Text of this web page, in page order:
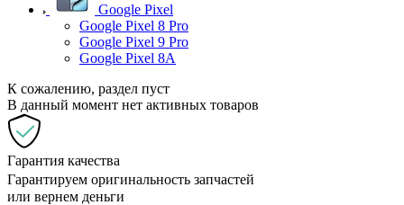
Google Pixel
Google Pixel 8 Pro
Google Pixel 9 Pro
Google Pixel 8A
К сожалению, раздел пуст
В данный момент нет активных товаров
Гарантия качества
Гарантируем оригинальность запчастей
или вернем деньги